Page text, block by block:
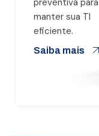
preventiva para
manter sua TI
eficiente.
Saiba mais